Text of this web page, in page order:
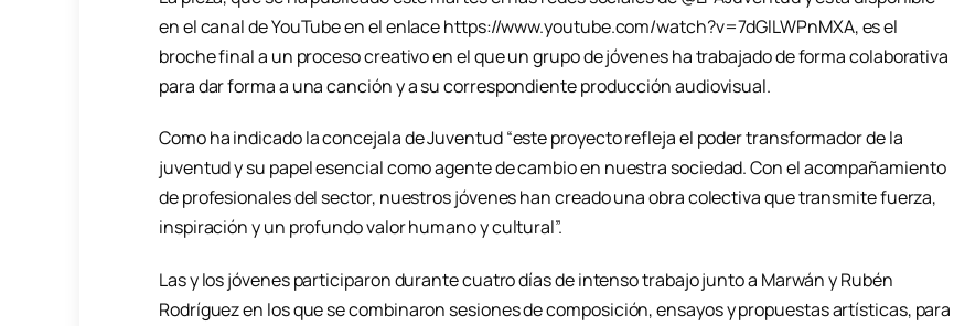
en el canal de YouTube en el enlace https://www.youtube.com/watch?v=7dGlLWPnMXA, es el
broche final a un proceso creativo en el que un grupo de jóvenes ha trabajado de forma colaborativa
para dar forma a una canción y a su correspondiente producción audiovisual.
Como ha indicado la concejala de Juventud “este proyecto refleja el poder transformador de la
juventud y su papel esencial como agente de cambio en nuestra sociedad. Con el acompañamiento
de profesionales del sector, nuestros jóvenes han creado una obra colectiva que transmite fuerza,
inspiración y un profundo valor humano y cultural”.
Las y los jóvenes participaron durante cuatro días de intenso trabajo junto a Marwán y Rubén
Rodríguez en los que se combinaron sesiones de composición, ensayos y propuestas artísticas, para